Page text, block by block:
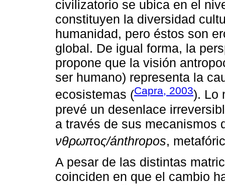
civilizatorio se ubica en el
constituyen la diversidad
humanidad, pero éstos son
global. De igual forma, la
propone que la visión
ser humano) representa la
ecosistemas (Capra, 2003). Lo
prevé un desenlace
a través de sus mecanismos
νθρωπоς/ánthropos,
A pesar de las distintas
coinciden en que el cambio